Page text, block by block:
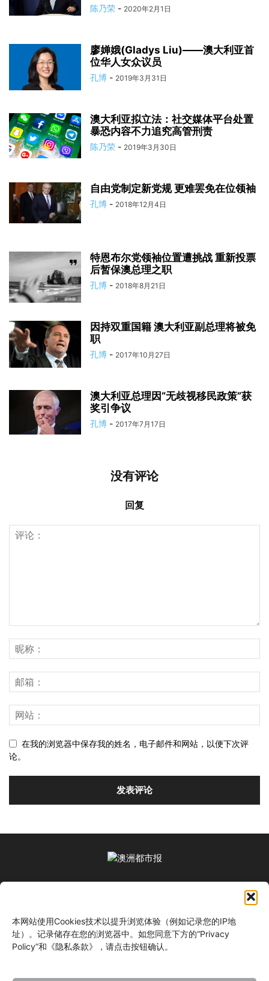
本网站使用Cookies技术以提升浏览体验（例如记录您的IP地
址）。记录储存在您的浏览器中。如您同意下方的“Privacy
Policy”和《隐私条款》，请点击按钮确认。
陈乃荣 - 2020年2月1日
廖婵娥(Gladys Liu)——澳大利亚首
位华人女众议员
孔博 - 2019年3月31日
澳大利亚拟立法：社交媒体平台处置
暴恐内容不力追究高管刑责
陈乃荣 - 2019年3月30日
自由党制定新党规 更难罢免在位领袖
孔博 - 2018年12月4日
特恩布尔党领袖位置遭挑战 重新投票
后暂保澳总理之职
孔博 - 2018年8月21日
因持双重国籍 澳大利亚副总理将被免
职
孔博 - 2017年10月27日
澳大利亚总理因“无歧视移民政策”获
奖引争议
孔博 - 2017年7月17日
没有评论
回复
在我的浏览器中保存我的姓名，电子邮件和网站，以便下次评
论。
关注我们